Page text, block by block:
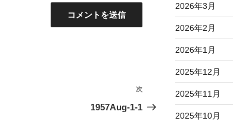
次
の
次
1957Aug-1-1
2026年3月
2026年2月
2026年1月
2025年12月
2025年11月
2025年10月